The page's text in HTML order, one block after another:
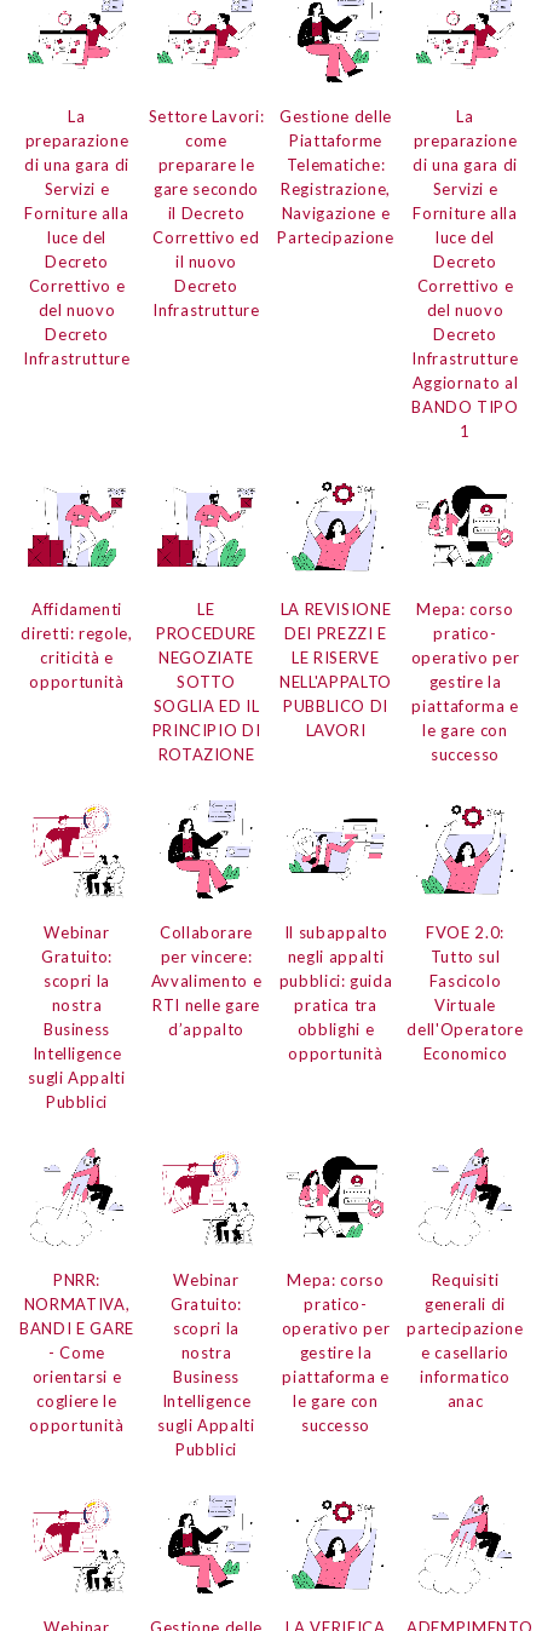
La
preparazione
di una gara di
Servizi e
Forniture alla
luce del
Decreto
Correttivo e
del nuovo
Decreto
Infrastrutture
Settore Lavori:
come
preparare le
gare secondo
il Decreto
Correttivo ed
il nuovo
Decreto
Infrastrutture
Gestione delle
Piattaforme
Telematiche:
Registrazione,
Navigazione e
Partecipazione
La
preparazione
di una gara di
Servizi e
Forniture alla
luce del
Decreto
Correttivo e
del nuovo
Decreto
Infrastrutture
Aggiornato al
BANDO TIPO
1
Affidamenti
diretti:regole,
criticità e
opportunità
LE
PROCEDURE
NEGOZIATE
SOTTO
SOGLIA ED IL
PRINCIPIO DI
ROTAZIONE
LA REVISIONE
DEI PREZZI E
LE RISERVE
NELL'APPALTO
PUBBLICO DI
LAVORI
Mepa:corso
pratico-
operativo per
gestire la
piattaforma e
le gare con
successo
Webinar
Gratuito:
scopri la
nostra
Business
Intelligence
sugli Appalti
Pubblici
Collaborare
per vincere:
Avvalimento e
RTI nelle gare
d’appalto
Il subappalto
negli appalti
pubblici: guida
pratica tra
obblighi e
opportunità
FVOE 2.0:
Tutto sul
Fascicolo
Virtuale
dell'Operatore
Economico
PNRR:
NORMATIVA,
BANDI E GARE
- Come
orientarsi e
cogliere le
opportunità
Webinar
Gratuito:
scopri la
nostra
Business
Intelligence
sugli Appalti
Pubblici
Mepa:corso
pratico-
operativo per
gestire la
piattaforma e
le gare con
successo
Requisiti
generali di
partecipazione
ecasellario
informatico
anac